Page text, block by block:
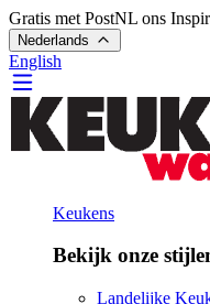
Gratis met PostNL ons
Nederlands
English
Keukens
Bekijk onze
Landelijke